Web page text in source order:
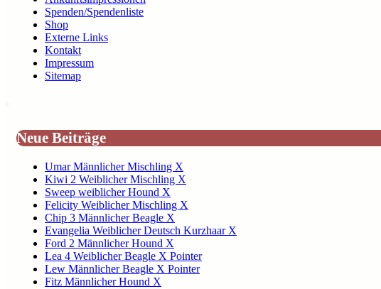
Spenden/Spendenliste
Shop
Externe Links
Kontakt
Impressum
Sitemap
Neue Beiträge
Umar Männlicher Mischling X
Kiwi 2 Weiblicher Mischling X
Sweep weiblicher Hound X
Felicity Weiblicher Mischling X
Chip 3 Männlicher Beagle X
Evangelia Weiblicher Deutsch Kurzhaar X
Ford 2 Männlicher Hound X
Lea 4 Weiblicher Beagle X Pointer
Lew Männlicher Beagle X Pointer
Fitz Männlicher Hound X